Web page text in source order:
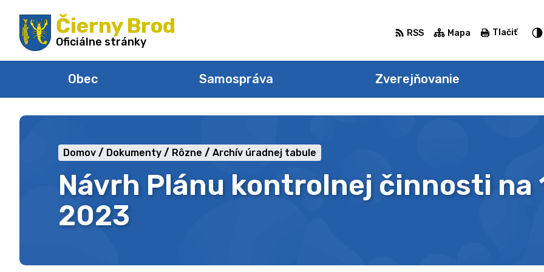
na
obsah
Čierny Brod
Oficiálne stránky
Obec Samospráva Zverejňovanie
RSS Mapa Tlačiť
Návrh Plánu kontrolnej činnosti na
2023
Domov Dokumenty Rôzne Archív úradnej tabule